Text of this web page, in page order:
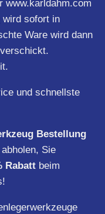
www.karldahm.com
wird sofort in
Ware wird dann
und schnellste
Bestellung
Sie
Rabatt beim